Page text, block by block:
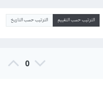
الترتيب حسب التقييم الترتيب حسب التاريخ
0